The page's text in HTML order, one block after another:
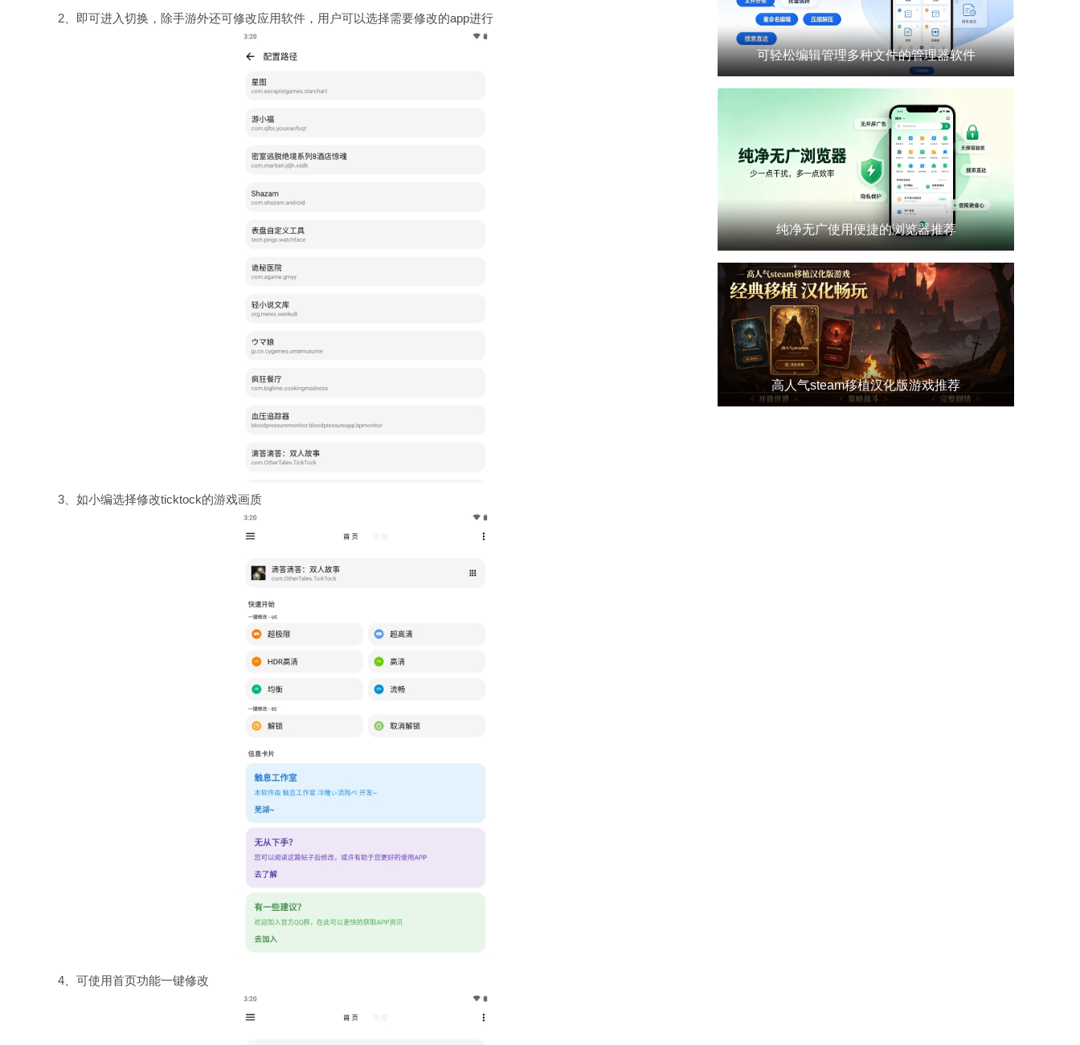
2、即可进入切换，除手游外还可修改应用软件，用户可以选择需要修改的app进行
3、如小编选择修改ticktock的游戏画质
4、可使用首页功能一键修改
可轻松编辑管理多种文件的管理器软件
纯净无广使用便捷的浏览器推荐
高人气steam移植汉化版游戏推荐